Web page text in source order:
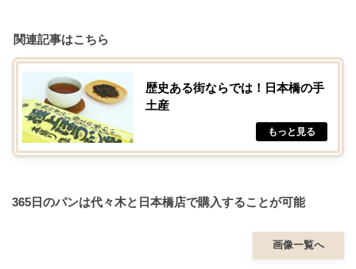
関連記事はこちら
歴史ある街ならでは！日本橋の手
土産
365日のパンは代々木と日本橋店で購入することが可能
画像一覧へ